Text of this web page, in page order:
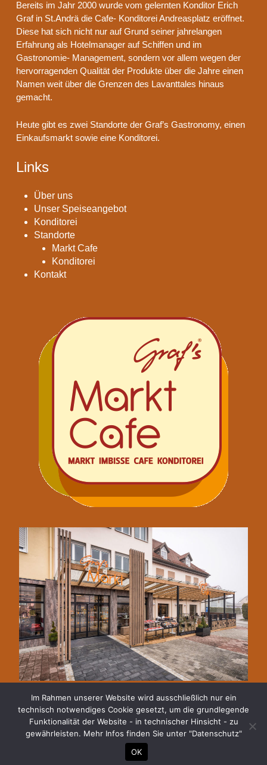
Bereits im Jahr 2000 wurde vom gelernten Konditor Erich
Graf in St.Andrä die Cafe- Konditorei Andreasplatz eröffnet.
Diese hat sich nicht nur auf Grund seiner jahrelangen
Erfahrung als Hotelmanager auf Schiffen und im
Gastronomie- Management, sondern vor allem wegen der
hervorragenden Qualität der Produkte über die Jahre einen
Namen weit über die Grenzen des Lavanttales hinaus
gemacht.
Heute gibt es zwei Standorte der Graf’s Gastronomy, einen
Einkaufsmarkt sowie eine Konditorei.
Links
Über uns
Unser Speiseangebot
Konditorei
Standorte
Markt Cafe
Konditorei
Kontakt
IMPRESSUM DATENSCHUTZ
Copyright: Graf´s Gastronomy Gastronomie | Konditorei
Im Rahmen unserer Website wird ausschließlich nur ein
technisch notwendiges Cookie gesetzt, um die grundlegende
Funktionalität der Website - in technischer Hinsicht - zu
gewährleisten. Mehr Infos finden Sie unter "Datenschutz"
OK